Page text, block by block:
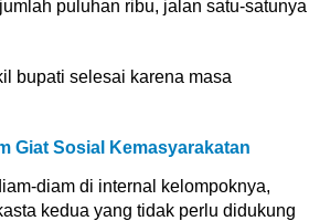
puluhan ribu, jalan satu-satunya
bupati selesai karena masa
Giat Sosial Kemasyarakatan
diam di internal kelompoknya,
kedua yang tidak perlu didukung